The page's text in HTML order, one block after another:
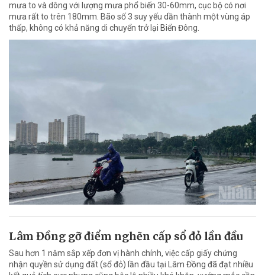
mưa to và dông với lượng mưa phổ biến 30-60mm, cục bộ có nơi
mưa rất to trên 180mm. Bão số 3 suy yếu dần thành một vùng áp
thấp, không có khả năng di chuyển trở lại Biển Đông.
Lâm Đồng gỡ điểm nghẽn cấp sổ đỏ lần đầu
Sau hơn 1 năm sắp xếp đơn vị hành chính, việc cấp giấy chứng
nhận quyền sử dụng đất (sổ đỏ) lần đầu tại Lâm Đồng đã đạt nhiều